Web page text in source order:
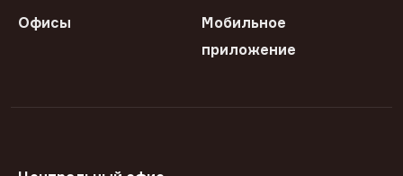
Офисы
Мобильное
приложение